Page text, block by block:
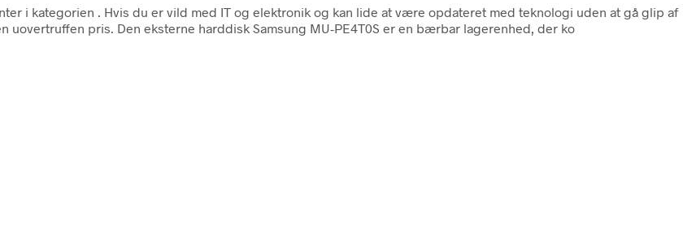
i kategorien
. Hvis du er vild med IT og elektronik og kan lide at være opdateret med teknologi uden at gå glip af
uovertruffen pris. Den eksterne harddisk Samsung MU-PE4T0S er en bærbar lagerenhed, der ko